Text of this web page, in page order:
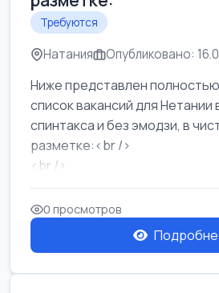
Требуются
Натания Опубликовано:
Ниже представлен
список вакансий для Нетании
спинтакса и без эмодзи, в
разметке:<br />
<br />
Работа в Нетании на
требу...
0 просмотров